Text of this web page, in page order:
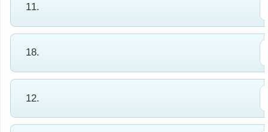
11.
18.
12.